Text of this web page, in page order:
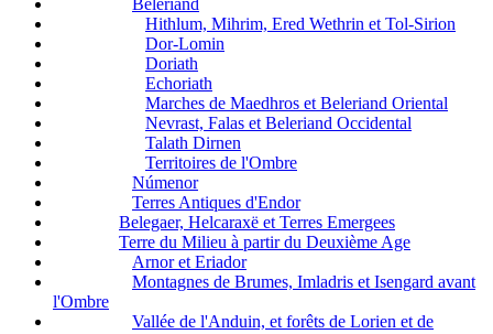
Beleriand
Hithlum, Mihrim, Ered Wethrin et Tol-Sirion
Dor-Lomin
Doriath
Echoriath
Marches de Maedhros et Beleriand Oriental
Nevrast, Falas et Beleriand Occidental
Talath Dirnen
Territoires de l'Ombre
Númenor
Terres Antiques d'Endor
Belegaer, Helcaraxë et Terres Emergees
Terre du Milieu à partir du Deuxième Age
Arnor et Eriador
Montagnes de Brumes, Imladris et Isengard avant
l'Ombre
Vallée de l'Anduin, et forêts de Lorien et de